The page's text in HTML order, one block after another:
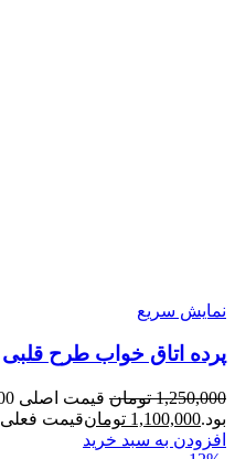
نمایش سریع
پرده اتاق خواب طرح قلبی
1,250,000 تومان
بود.1,100,000 تومانقیمت فعلی 1,100,000 تومان است.
افزودن به سبد خرید